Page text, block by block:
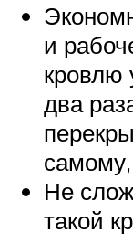
и
кровлю
два
Не
такой